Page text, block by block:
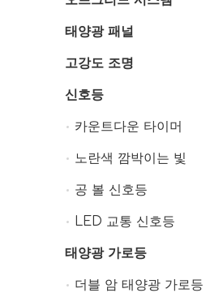
태양광 패널
고강도 조명
신호등
카운트다운 타이머
노란색 깜박이는 빛
공 볼 신호등
LED 교통 신호등
태양광 가로등
더블 암 태양광 가로등